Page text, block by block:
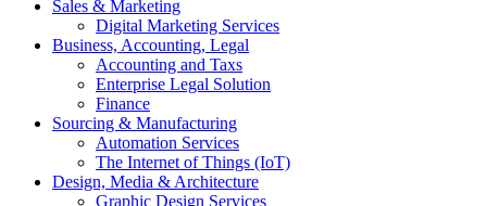
Sales & Marketing
Digital Marketing Services
Business, Accounting, Legal
Accounting and Taxs
Enterprise Legal Solution
Finance
Sourcing & Manufacturing
Automation Services
The Internet of Things (IoT)
Design, Media & Architecture
Graphic Design Services